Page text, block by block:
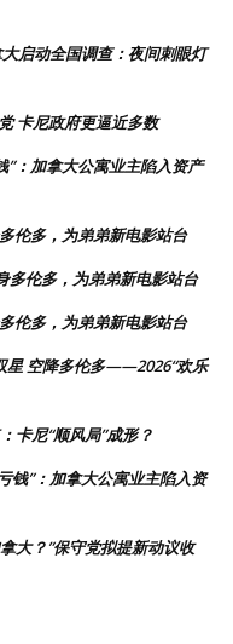
启动全国调查：夜间刺眼灯
卡尼政府更逼近多数
”：加拿大公寓业主陷入资产
伦多，为弟弟新电影站台
多伦多，为弟弟新电影站台
伦多，为弟弟新电影站台
星 空降多伦多——2026“欢乐
卡尼“顺风局”成形？
钱”：加拿大公寓业主陷入资
大？”保守党拟提新动议收